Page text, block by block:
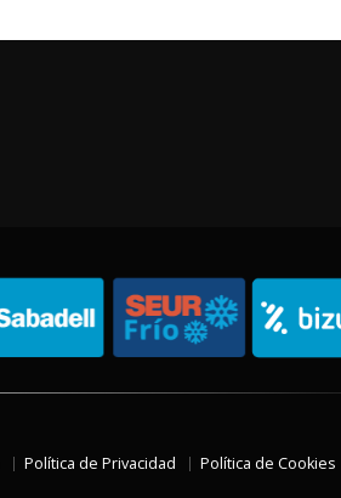
Política de Privacidad Política de Cookies